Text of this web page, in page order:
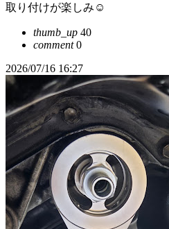
取り付けが楽しみ☺
thumb_up 40
comment0
2026/07/16 16:27